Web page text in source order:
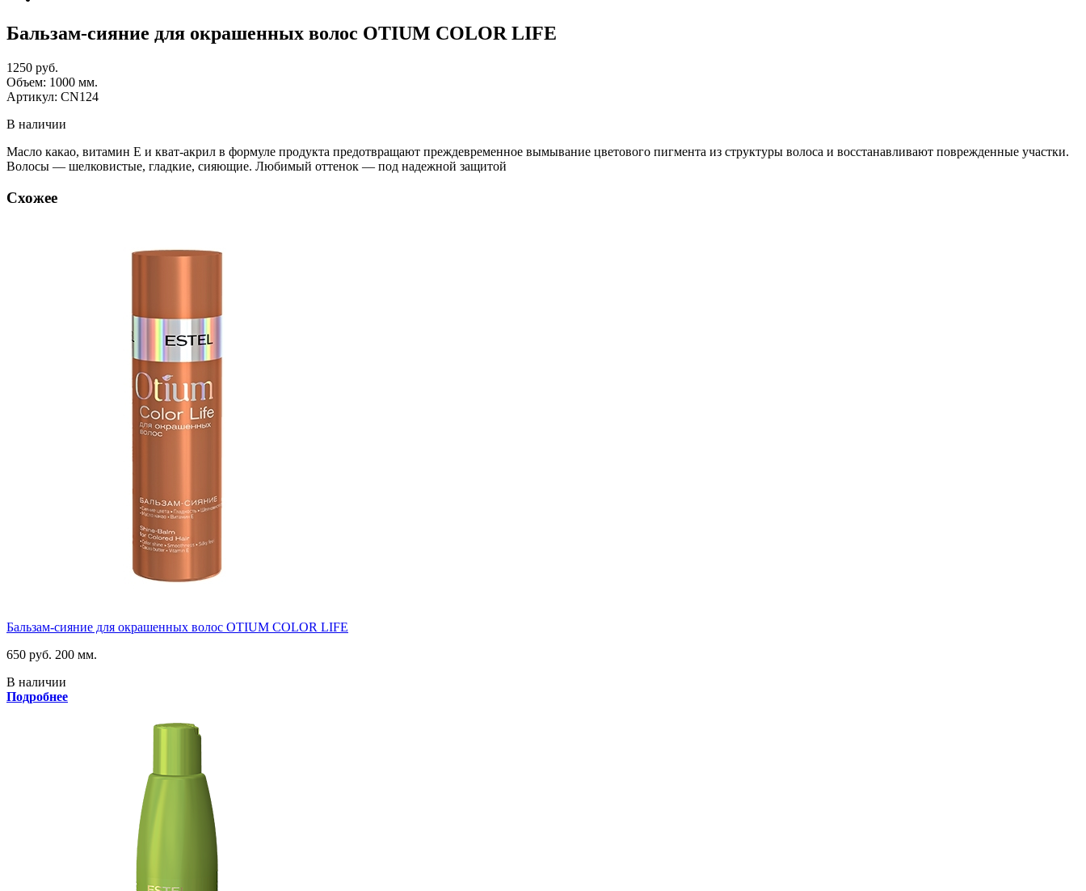
Бальзам-сияние для окрашенных волос OTIUM COLOR LIFE
1250 руб.
Объем: 1000 мм.
Артикул: CN124
В наличии
Масло какао, витамин Е и кват-акрил в формуле продукта предотвращают преждевременное вымывание цветового пигмента из структуры волоса и восстанавливают поврежденные участки.
Волосы — шелковистые, гладкие, сияющие. Любимый оттенок — под надежной защитой
Схожее
Бальзам-сияние для окрашенных волос OTIUM COLOR LIFE
650 руб. 200 мм.
В наличии
Подробнее